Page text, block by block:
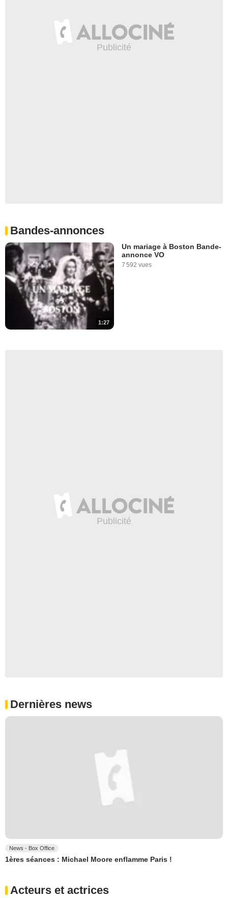
Bandes-annonces
1:27
Un mariage à Boston Bande-
annonce VO
7 592 vues
Dernières news
News - Box Office
1ères séances : Michael Moore enflamme Paris !
Acteurs et actrices